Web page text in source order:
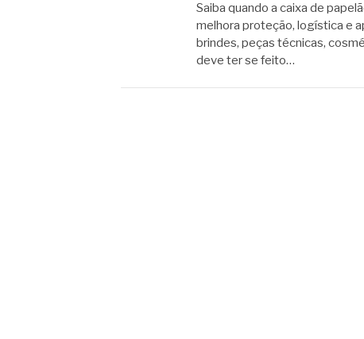
Saiba quando a caixa de
melhora proteção, logística e
brindes, peças técnicas,
deve ter se feito…